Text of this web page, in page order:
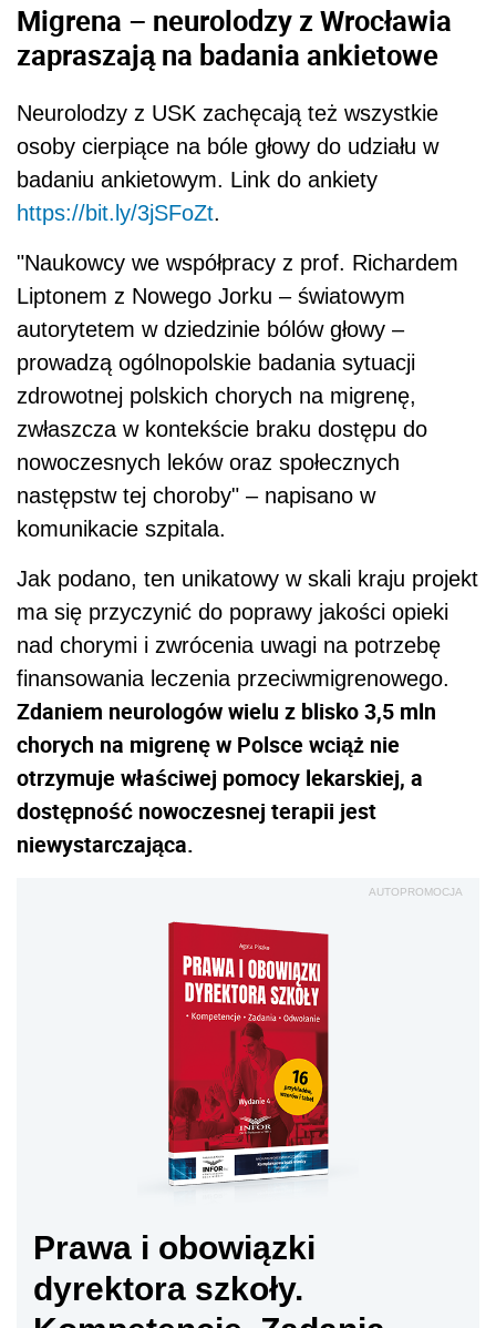
Migrena – neurolodzy z Wrocławia
zapraszają na badania ankietowe
Neurolodzy z USK zachęcają też wszystkie
osoby cierpiące na bóle głowy do udziału w
badaniu ankietowym. Link do ankiety
https://bit.ly/3jSFoZt.
"Naukowcy we współpracy z prof. Richardem
Liptonem z Nowego Jorku – światowym
autorytetem w dziedzinie bólów głowy –
prowadzą ogólnopolskie badania sytuacji
zdrowotnej polskich chorych na migrenę,
zwłaszcza w kontekście braku dostępu do
nowoczesnych leków oraz społecznych
następstw tej choroby" – napisano w
komunikacie szpitala.
Jak podano, ten unikatowy w skali kraju projekt
ma się przyczynić do poprawy jakości opieki
nad chorymi i zwrócenia uwagi na potrzebę
finansowania leczenia przeciwmigrenowego.
Zdaniem neurologów wielu z blisko 3,5 mln
chorych na migrenę w Polsce wciąż nie
otrzymuje właściwej pomocy lekarskiej, a
dostępność nowoczesnej terapii jest
niewystarczająca.
AUTOPROMOCJA
Prawa i obowiązki
dyrektora szkoły.